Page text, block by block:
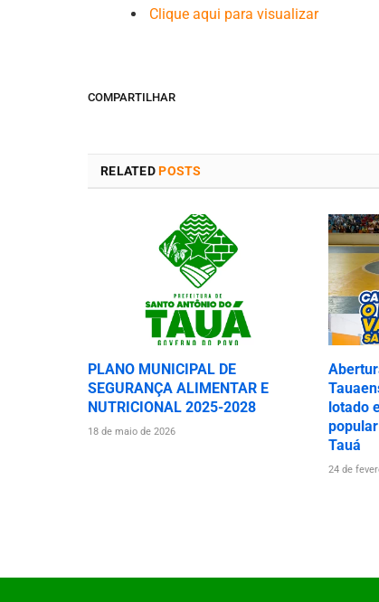
Clique aqui para visualizar
COMPARTILHAR
RELATEDPOSTS
PLANO MUNICIPAL DE
SEGURANÇA ALIMENTAR E
NUTRICIONAL 2025-2028
18 de maio de 2026
lotado
Tauá
24 de